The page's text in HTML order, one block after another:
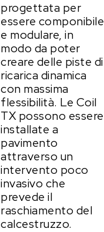
progettata per
essere componibile
e modulare, in
modo da poter
creare delle piste di
ricarica dinamica
con massima
flessibilità. Le Coil
TX possono essere
installate a
pavimento
attraverso un
intervento poco
invasivo che
prevede il
raschiamento del
calcestruzzo.